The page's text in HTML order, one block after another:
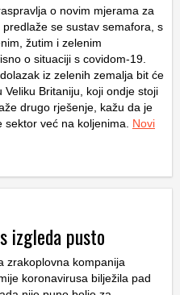
o novim mjerama za
se sustav semafora, s
žutim i zelenim
o situaciji s covidom-19.
iz zelenih zemalja bit će
Britaniju, koji ondje stoji
drugo rješenje, kažu da je
već na koljenima. Novi
izgleda pusto
zrakoplovna kompanija
koronavirusa bilježila pad